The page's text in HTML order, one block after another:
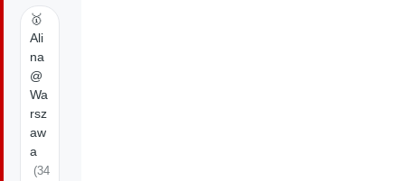
🥇
Ali
na
@
Wa
rsz
aw
a
(34